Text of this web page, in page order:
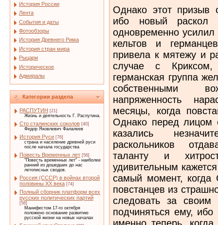
История России
Лента
События и даты
Фотообзоры
История Древнего Рима
История стран мира
Рыцари
Историческое
Адмиралы
Категории раздела
РАСПУТИН [21]
Жизнь и деятельность Г. Распутина.
Сто сталинских соколов [40]
Федор Яковлевич Фалалеев
История Руси [76]
страна и население древней руси
после начала государства
Повесть Временных лет [56]
"Повесть временных лет" - наиболее
ранний из дошедших до нас
летописных сводов.
Россия (СССР) в войнах второй
половины XX века [74]
Полный сборник платформ всех
русских политических партий
[56]
Манифестом 17-го октября
положено основание развитию
русской жизни на новых началах
Однако этот призыв
ибо новый раскол
одновременно усилил
кельтов и
привела к мятежу и
случае с Криксом,
германская группа
собственными
напряженность
месяцы, когда
Однако перед лицом
казались
раскольников
таланту и
удивительным
самый момент, когда
повстанцев из
следовать за своим
подчиняться ему,